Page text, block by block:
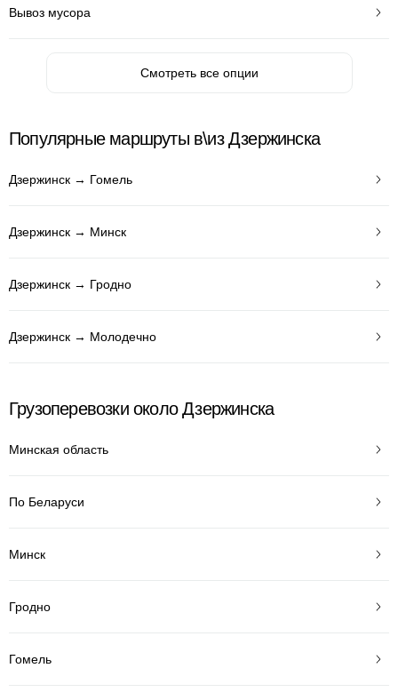
Вывоз мусора
Смотреть все опции
Популярные маршруты в\из Дзержинска
Дзержинск → Гомель
Дзержинск → Минск
Дзержинск → Гродно
Дзержинск → Молодечно
Грузоперевозки около Дзержинска
Минская область
По Беларуси
Минск
Гродно
Гомель